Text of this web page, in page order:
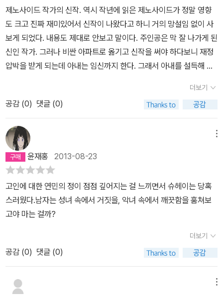
다. 임신 중절을 막으려는 다른 인격인건지, 다른 여성으로 빙의된건
지 알수가 없다. 자신이 가진 것을 포기하지 못해 임신 중절을 택한
슈헤이는 모든 보통의 남자가 아닐까 싶다. 사실 여자로서 내가 만약
가나미같은 상황이었다해도 아이를 중절수술에 마지못해 동의했을것
같다. 하지만 그들은 자신들에게 처한 힘든 상황에서 슬기롭게 헤쳐
여다보게 된다.아이를 너무도 간절하게 갖고 싶은 경우가 아니었을
때, 부담으로 다가온 임신에 대해 많이 망설였던 점, 아이를 보호하고
자신만의 아이를 낳고 싶은 '엄마가 되는 과정', '아빠가 되어가는 과
정'을 보여주고 있었다. 어느 날 아이가 생기고, 바로 부모가 될 준비
가 되지 않는다. 책을 읽어도, 지식일 뿐이고, 진짜 부모가 되어가는
과정은 아이를 키우면서 배워가는 것 같다. 사랑을 하는 일에도 책임
감이 함께 온다는 것을 작가는 이야기하고 있다. 새생명의 탄생을 지
켜보는 경이를 느껴본 사람은 알것이다. 생명의 소중함을 일깨워주는
글이었다..
제노사이드 작가의 신작. 역시 작년에 읽은 제노사이드가 정말 영향
도 크고 진짜 재미있어서 신작이 나왔다고 하니 거의 망설임 없이 사
보게 되었다. 내용도 제대로 안보고 말이다. 주인공은 막 잘 나가게 된
신인 작가. 그러나 비싼 아파트로 옮기고 신작을 써야 하다보니 재정
압박을 받게 되는데 아내는 임신까지 한다. 그래서 아내를 설득해 낙
그것도 그 아내를 중심으로. 한편 그들을 치료하게 된 의사는 그에게
도 사연이 있어 혼신을 다해 치료에 임하는데... 워낙 제노사이드가 대
작이라 그런가 확실히 이번 소설은 느낌이 덜하다. 그냥저냥 볼만한
정도라고 해야하나? 물론 지루하거나 하진 않지만.
더보기
공감 (0) 댓글 (0)
윤재홍 2013-08-23
고인에 대한 연민의 정이 점점 깊어지는 걸 느끼면서 슈헤이는 당혹
스러웠다.남자는 성녀 속에서 거짓을, 악녀 속에서 깨끗함을 훔쳐보
고야 마는 걸까?
더보기
공감 (0) 댓글 (0)